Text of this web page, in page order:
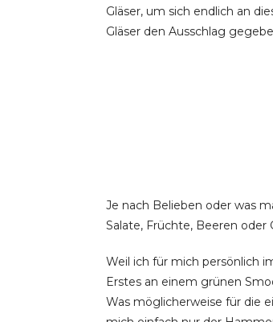
Gläser, um sich endlich an
Gläser den Ausschlag
Je nach Belieben oder was
Salate, Früchte, Beeren oder
Weil ich für mich persönlich
Erstes an einem grünen
Was möglicherweise für die